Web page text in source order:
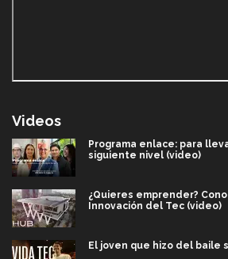
Videos
Programa enlace: para
siguiente nivel (video)
¿Quieres emprender?
Innovación del Tec (video)
El joven que hizo del baile